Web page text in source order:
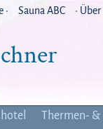
Thermen- &
· Sauna ABC ·